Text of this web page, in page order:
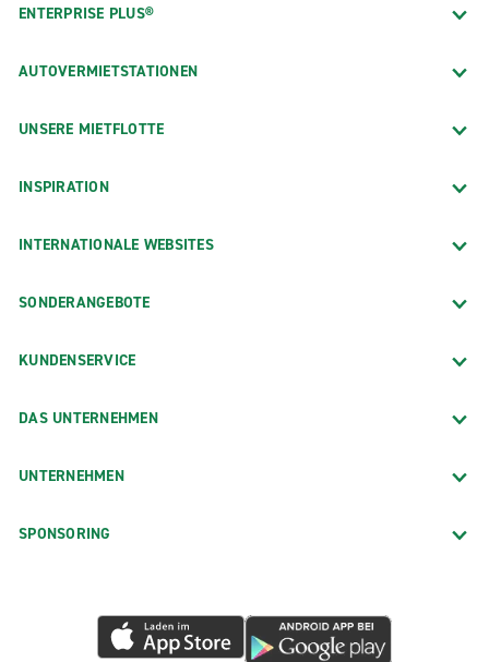
ENTERPRISE PLUS®
AUTOVERMIETSTATIONEN
UNSERE MIETFLOTTE
INSPIRATION
INTERNATIONALE WEBSITES
SONDERANGEBOTE
KUNDENSERVICE
DAS UNTERNEHMEN
UNTERNEHMEN
SPONSORING